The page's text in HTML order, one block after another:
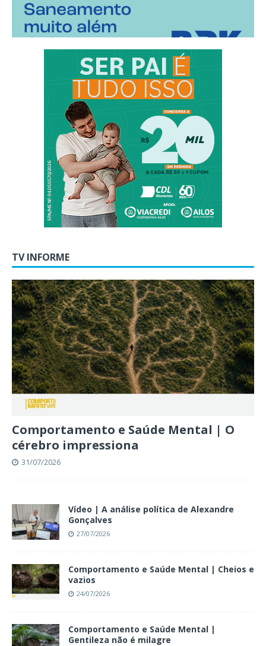
TV INFORME
Comportamento e Saúde Mental | O
cérebro impressiona
31/07/2026
Vídeo | A análise política de Alexandre
Gonçalves
27/07/2026
Comportamento e Saúde Mental | Cheios e
vazios
24/07/2026
Comportamento e Saúde Mental |
Gentileza não é milagre